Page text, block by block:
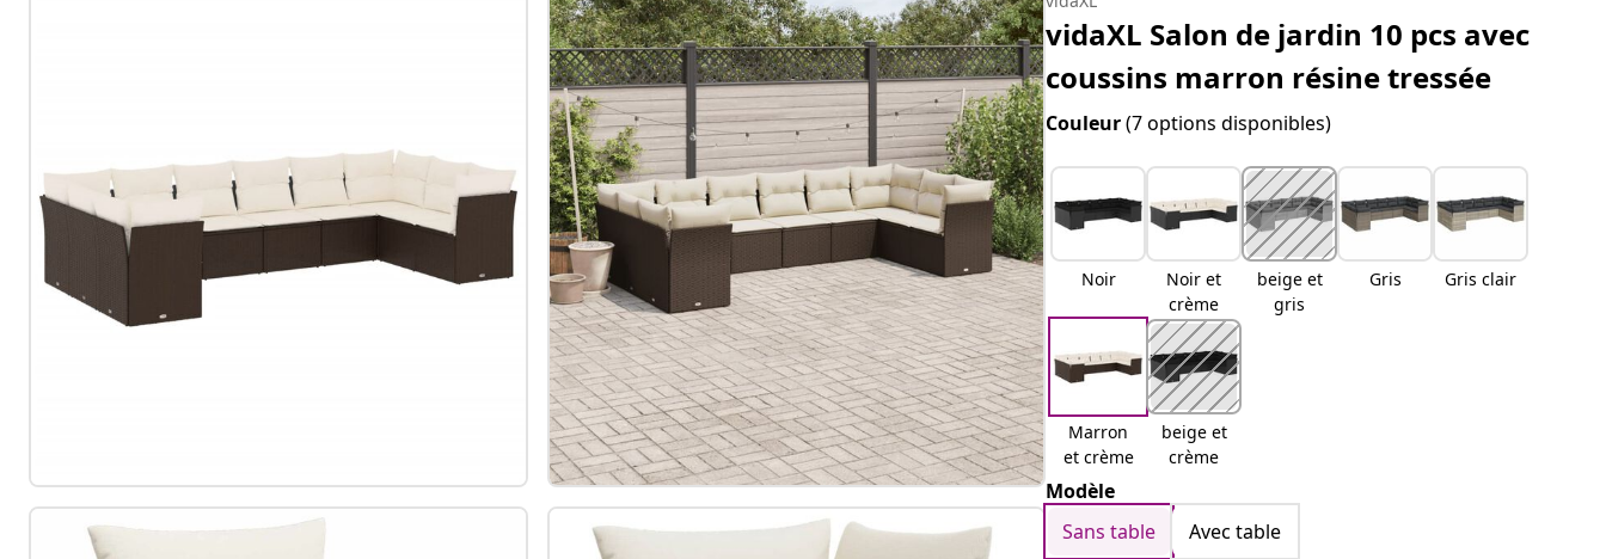
vidaXL Salon de jardin 10 pcs avec
coussins marron résine tressée
Couleur(7 options disponibles)
Noir
Noir et
crème
beige et
gris
Gris Gris clair
Marron
et crème
beige et
crème
Modèle
Sans table
Avec table